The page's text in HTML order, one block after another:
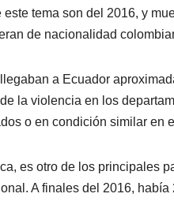
tema son del 2016, y
de nacionalidad
a Ecuador
la violencia en los
o en condición similar en
es otro de los principales
A finales del 2016,